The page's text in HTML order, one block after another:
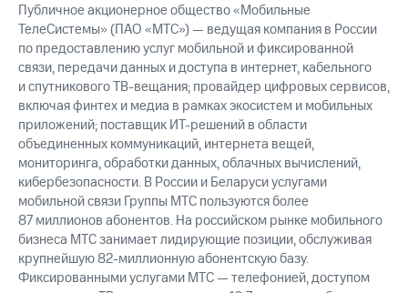
Порядок
выкупа
акций
Дивиденды
Рынок
облигаций
Описание
Еврооблигации-2023
Уведомление
о
погашении
именных
облигаций
Другое
Публичное акционерное общество «Мобильные
ТелеСистемы» (ПАО «МТС») — ведущая компания в России
по предоставлению услуг мобильной и фиксированной
связи, передачи данных и доступа в интернет, кабельного
и спутникового ТВ-вещания; провайдер цифровых сервисов,
включая финтех и медиа в рамках экосистем и мобильных
приложений; поставщик ИТ-решений в области
объединенных коммуникаций, интернета вещей,
мониторинга, обработки данных, облачных вычислений,
кибербезопасности. В России и Беларуси услугами
мобильной связи Группы МТС пользуются более
87 миллионов абонентов. На российском рынке мобильного
бизнеса МТС занимает лидирующие позиции, обслуживая
крупнейшую 82-миллионную абонентскую базу.
Фиксированными услугами МТС — телефонией, доступом